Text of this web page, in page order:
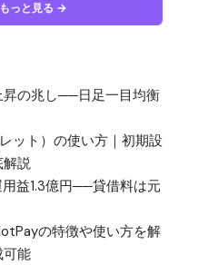
っと見る →
昇の兆し──日足一目均衡
ット）の使い方｜初期設
解説
益1.3億円──貸借料は元
の特徴や使い方を解
可能